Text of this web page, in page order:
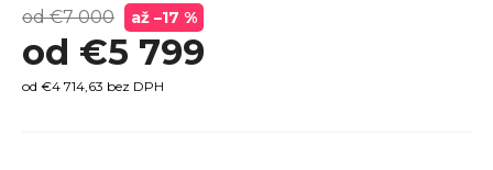
od €7 000 až –17 %
od €5 799
od €4 714,63 bez DPH
TREK
MARLIN
LAVA